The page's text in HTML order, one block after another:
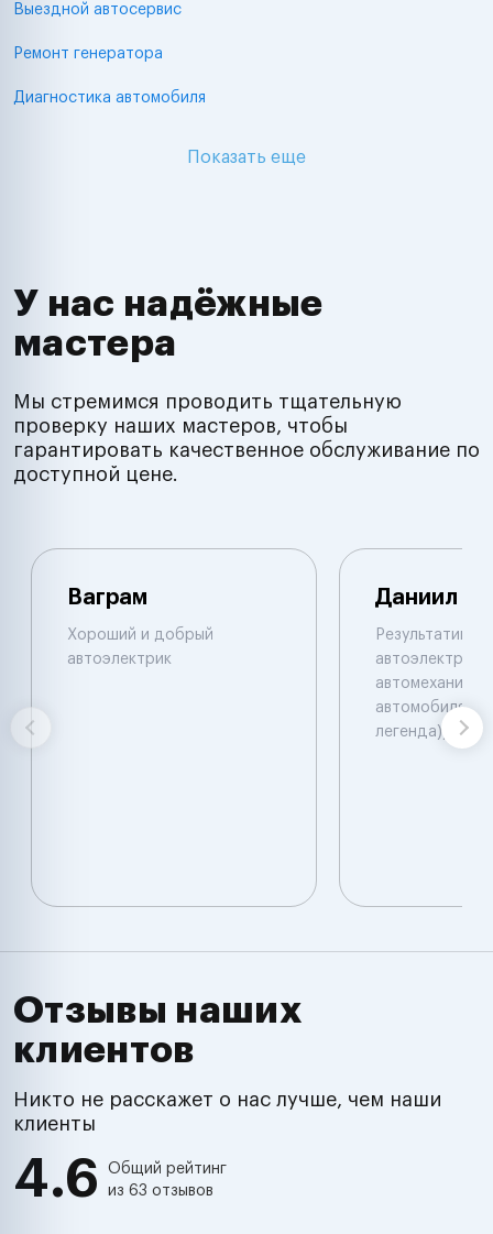
Выездной автосервис
Ремонт генератора
Диагностика автомобиля
Показать еще
У нас надёжные
мастера
Мы стремимся проводить тщательную
проверку наших мастеров, чтобы
гарантировать качественное обслуживание по
доступной цене.
Ваграм
Хороший и добрый
автоэлектрик
Даниил
автоэлектрик и
автомеханик
автомобилям.
легенда))
Отзывы наших
клиентов
Никто не расскажет о нас лучше, чем наши
клиенты
4.6
Общий рейтинг
из 63 отзывов